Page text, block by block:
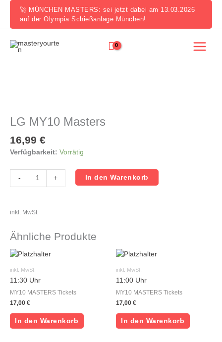
springen
🚀 MÜNCHEN MASTERS: sei jetzt dabei am 13.03.2026
auf der Olympia Schießanlage München!
LG MY10 Masters
16,99 €
Verfügbarkeit: Vorrätig
-
Masters
Menge
+ In den Warenkorb
inkl. MwSt.
Ähnliche Produkte
inkl. MwSt.
11:30 Uhr
MY10 MASTERS Tickets
17,00 €
In den Warenkorb
inkl. MwSt.
11:00 Uhr
MY10 MASTERS Tickets
17,00 €
In den Warenkorb